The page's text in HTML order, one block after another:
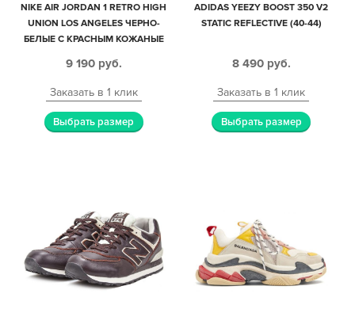
NIKE AIR JORDAN 1 RETRO HIGH
UNION LOS ANGELES ЧЕРНО-
БЕЛЫЕ С КРАСНЫМ КОЖАНЫЕ
9 190 руб.
Заказать в 1 клик
Выбрать размер
ADIDAS YEEZY BOOST 350 V2
STATIC REFLECTIVE (40-44)
8 490 руб.
Заказать в 1 клик
Выбрать размер